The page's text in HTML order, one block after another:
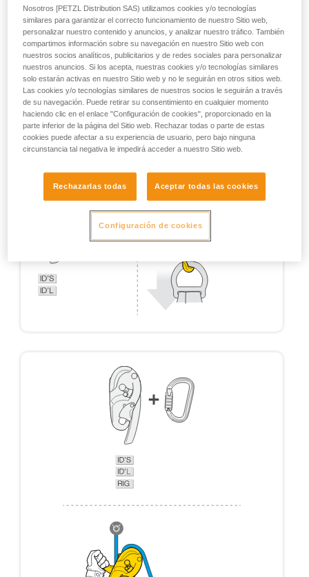
Nosotros [PETZL Distribution SAS) utilizamos cookies y/o tecnologías
similares para garantizar el correcto funcionamiento de nuestro Sitio web,
personalizar nuestro contenido y anuncios, y analizar nuestro tráfico. También
compartimos información sobre su navegación en nuestro Sitio web con
nuestros socios analíticos, publicitarios y de redes sociales para personalizar
nuestros anuncios. Si los acepta, nuestras cookies y/o tecnologías similares
solo estarán activas en nuestro Sitio web y no le seguirán en otros sitios web.
Las cookies y/o tecnologías similares de nuestros socios le seguirán a través
de su navegación. Puede retirar su consentimiento en cualquier momento
haciendo clic en el enlace "Configuración de cookies", proporcionado en la
parte inferior de la página del Sitio web. Rechazar todas o parte de estas
cookies puede afectar a su experiencia de usuario, pero bajo ninguna
circunstancia tal negativa le impedirá acceder a nuestro Sitio web.
Rechazarlas todas Aceptar todas las cookies
Configuración de cookies